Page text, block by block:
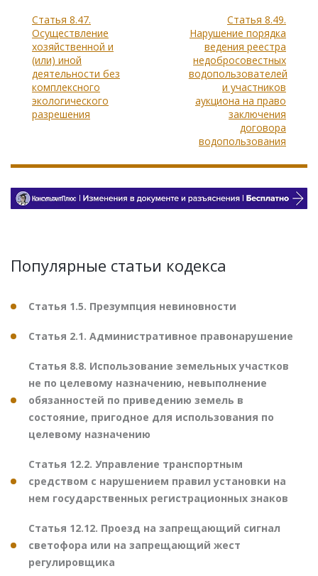
Статья 8.47.
Осуществление
хозяйственной и
(или) иной
деятельности без
комплексного
экологического
разрешения
Статья 8.49.
Нарушение порядка
ведения реестра
недобросовестных
водопользователей
и участников
аукциона на право
заключения
договора
водопользования
Популярные статьи кодекса
Статья 1.5. Презумпция невиновности
Статья 2.1. Административное правонарушение
Статья 8.8. Использование земельных участков
не по целевому назначению, невыполнение
обязанностей по приведению земель в
состояние, пригодное для использования по
целевому назначению
Статья 12.2. Управление транспортным
средством с нарушением правил установки на
нем государственных регистрационных знаков
Статья 12.12. Проезд на запрещающий сигнал
светофора или на запрещающий жест
регулировщика